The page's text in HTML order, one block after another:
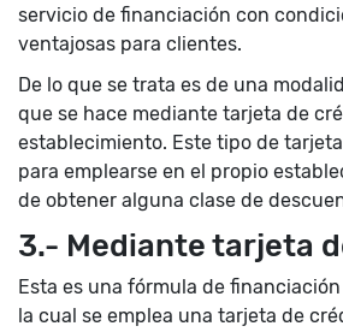
servicio de financiación con
ventajosas para clientes.
De lo que se trata es de una
que se hace mediante tarjeta de
establecimiento. Este tipo de
para emplearse en el propio
de obtener alguna clase de
3.- Mediante tarjeta
Esta es una fórmula de
la cual se emplea una tarjeta de